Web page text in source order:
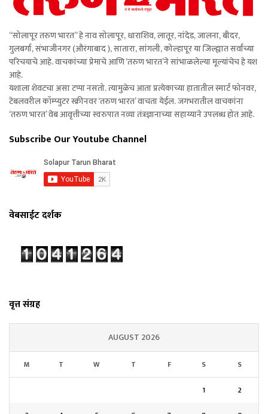
“सोलापूर तरुण भारत” हे नाव सोलापूर, धाराशिव, लातूर, नांदेड, जालना, बीदर,
गुलबर्गा, संभाजीनगर (औरंगाबाद ), सातारा, सांगली, कोल्हापूर या जिल्ह्यात सर्वांच्या
परिचयाचे आहे. वाचकांच्या प्रेमाचे आणि ‘तरुण भारत’ने सांभाळलेल्या मूल्यांचेच हे यश
आहे.
यशाला शेवटचा असा टप्पा नसतो. त्यामुळेच आता प्रत्येकाच्या हातातील स्मार्ट फोनवर,
टेबलवरील कॉम्प्युटर स्क्रीनवर ‘तरुण भारत’ वाचता येईल. जगभरातील वाचकांना
‘तरुण भारत’ वेब आवृत्तीच्या स्वरुपात नव्या तंत्रज्ञानाच्या सहाय्याने उपलब्ध होत आहे.
Subscribe Our Youtube Channel
वेबसाईट दर्शक
वृत्त संग्रह
AUGUST 2026
M T W T F S S
1
2